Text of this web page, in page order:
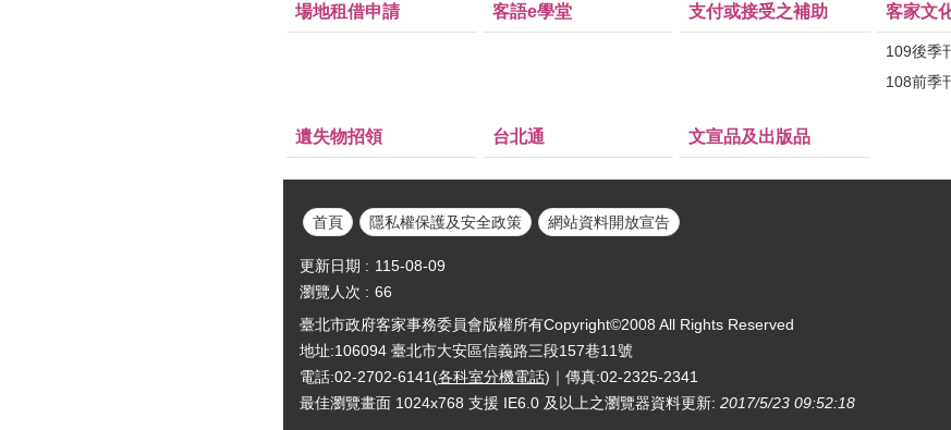
場地租借申請 客語e學堂 支付或接受之補助 客家文
109後季
108前季
遺失物招領 台北通 文宣品及出版品
首頁 隱私權保護及安全政策 網站資料開放宣告
更新日期
115-08-09
瀏覽人次
66
臺北市政府客家事務委員會版權所有Copyright©2008 All Rights Reserved
地址:106094 臺北市大安區信義路三段157巷11號
電話:02-2702-6141(各科室分機電話)｜傳真:02-2325-2341
最佳瀏覽畫面 1024x768 支援 IE6.0 及以上之瀏覽器資料更新: 2017/5/23 09:52:18